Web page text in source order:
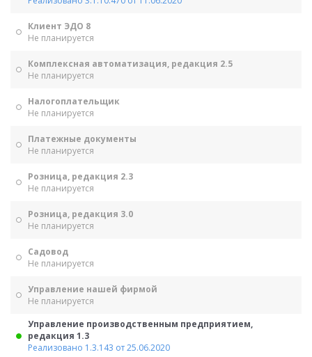
Клиент ЭДО 8
Не планируется
Комплексная автоматизация, редакция 2.5
Не планируется
Налогоплательщик
Не планируется
Платежные документы
Не планируется
Розница, редакция 2.3
Не планируется
Розница, редакция 3.0
Не планируется
Садовод
Не планируется
Управление нашей фирмой
Не планируется
Управление производственным предприятием,
редакция 1.3
Реализовано 1.3.143 от 25.06.2020